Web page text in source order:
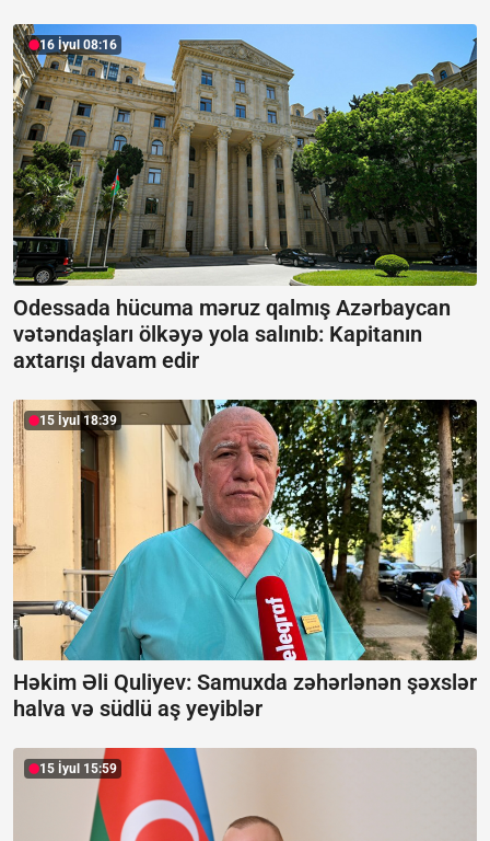
16 İyul 08:16
Odessada hücuma məruz qalmış Azərbaycan
vətəndaşları ölkəyə yola salınıb: Kapitanın
axtarışı davam edir
15 İyul 18:39
Həkim Əli Quliyev: Samuxda zəhərlənən şəxslər
halva və südlü aş yeyiblər
15 İyul 15:59